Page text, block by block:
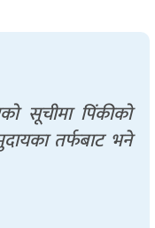
सूचीमा पिंकीको
तर्फबाट भने